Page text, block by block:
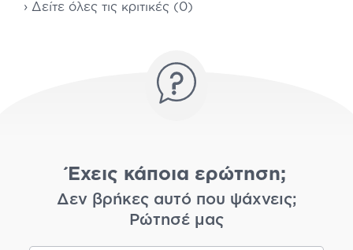
› Δείτε όλες τις κριτικές (0)
Έχεις κάποια ερώτηση;
Δεν βρήκες αυτό που ψάχνεις;
Ρώτησέ μας